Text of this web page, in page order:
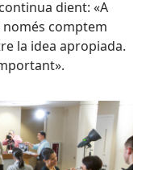
dient: «A
comptem
la idea apropiada.